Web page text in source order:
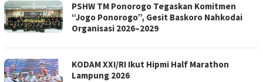
PSHW TM Ponorogo Tegaskan Komitmen
“Jogo Ponorogo”, Gesit Baskoro Nahkodai
Organisasi 2026–2029
KODAM XXI/RI Ikut Hipmi Half Marathon
Lampung 2026